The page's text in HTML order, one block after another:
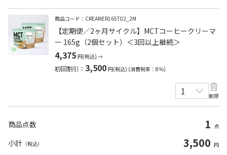
商品コード：CREAMER165T02_2M
【定期便／2ヶ月サイクル】MCTコーヒークリーマ
ー 165g（2個セット）＜3回以上継続＞
4,375 円(税込) →
初回割引： 3,500 円(税込) (消費税率：8％)
削除
商品点数 1 点
小計 （税込） 3,500 円